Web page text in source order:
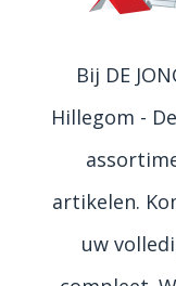
Bij DE
Hillegom -
artikelen.
uw